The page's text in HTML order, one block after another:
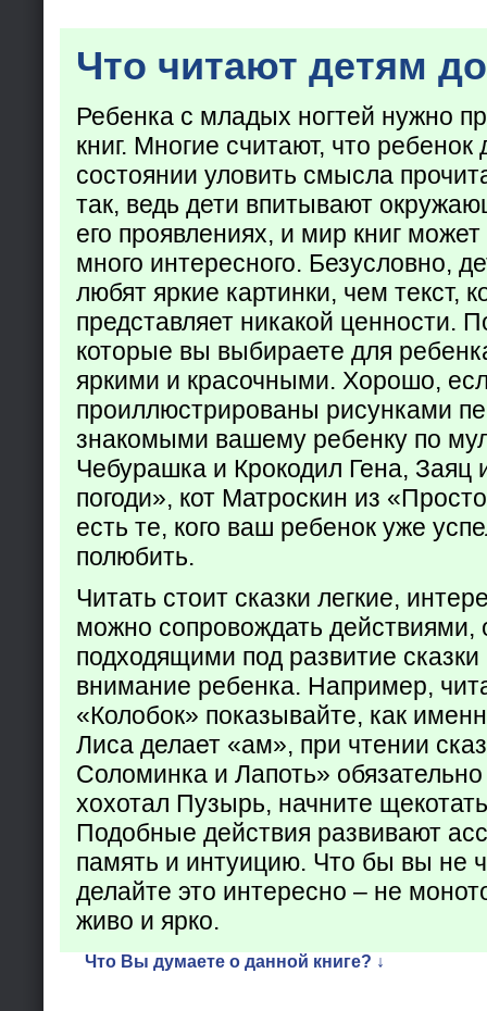
Что читают детям
Ребенка с младых ногтей нужно
книг. Многие считают, что ребенок
состоянии уловить смысла
так, ведь дети впитывают
его проявлениях, и мир книг
много интересного. Безусловно,
любят яркие картинки, чем текст,
представляет никакой ценности.
которые вы выбираете для
яркими и красочными. Хорошо,
проиллюстрированы рисунками
знакомыми вашему ребенку по
Чебурашка и Крокодил Гена, Заяц
погоди», кот Матроскин из
есть те, кого ваш ребенок уже
полюбить.
Читать стоит сказки легкие,
можно сопровождать действиями,
подходящими под развитие
внимание ребенка. Например,
«Колобок» показывайте, как
Лиса делает «ам», при чтении
Соломинка и Лапоть»
хохотал Пузырь, начните
Подобные действия развивают
память и интуицию. Что бы вы не
делайте это интересно – не
живо и ярко.
Что Вы думаете о данной книге? ↓